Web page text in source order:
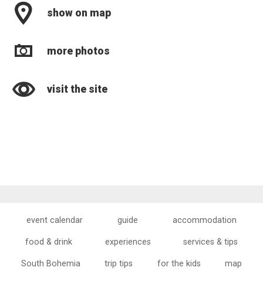
show on map
more photos
visit the site
event calendar guide accommodation
food & drink experiences services & tips
South Bohemia trip tips for the kids map